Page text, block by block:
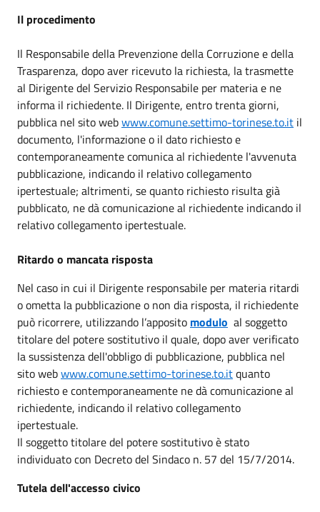
Il procedimento
Il Responsabile della Prevenzione della Corruzione e della
Trasparenza, dopo aver ricevuto la richiesta, la trasmette
al Dirigente del Servizio Responsabile per materia e ne
informa il richiedente. Il Dirigente, entro trenta giorni,
pubblica nel sito webwww.comune.settimo-torinese.to.it il
documento, l'informazione o il dato richiesto e
contemporaneamente comunica al richiedente l'avvenuta
pubblicazione, indicando il relativo collegamento
ipertestuale; altrimenti, se quanto richiesto risulta già
pubblicato, ne dà comunicazione al richiedente indicando il
relativo collegamento ipertestuale.
Ritardo o mancata risposta
Nel caso in cui il Dirigente responsabile per materia ritardi
o ometta la pubblicazione o non dia risposta, il richiedente
può ricorrere, utilizzando l’apposito modulo al soggetto
titolare del potere sostitutivo il quale, dopo aver verificato
la sussistenza dell'obbligo di pubblicazione, pubblica nel
sito webwww.comune.settimo-torinese.to.itquanto
richiesto e contemporaneamente ne dà comunicazione al
richiedente, indicando il relativo collegamento
ipertestuale.
Il soggetto titolare del potere sostitutivo è stato
individuato con Decreto del Sindaco n. 57 del 15/7/2014.
Tutela dell'accesso civico